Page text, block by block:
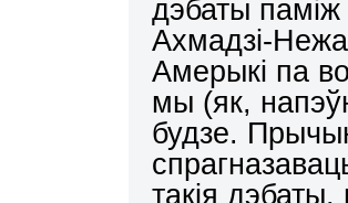
дэбаты
Ахмадзі-
Амерыкі па
мы (як,
будзе.
такія